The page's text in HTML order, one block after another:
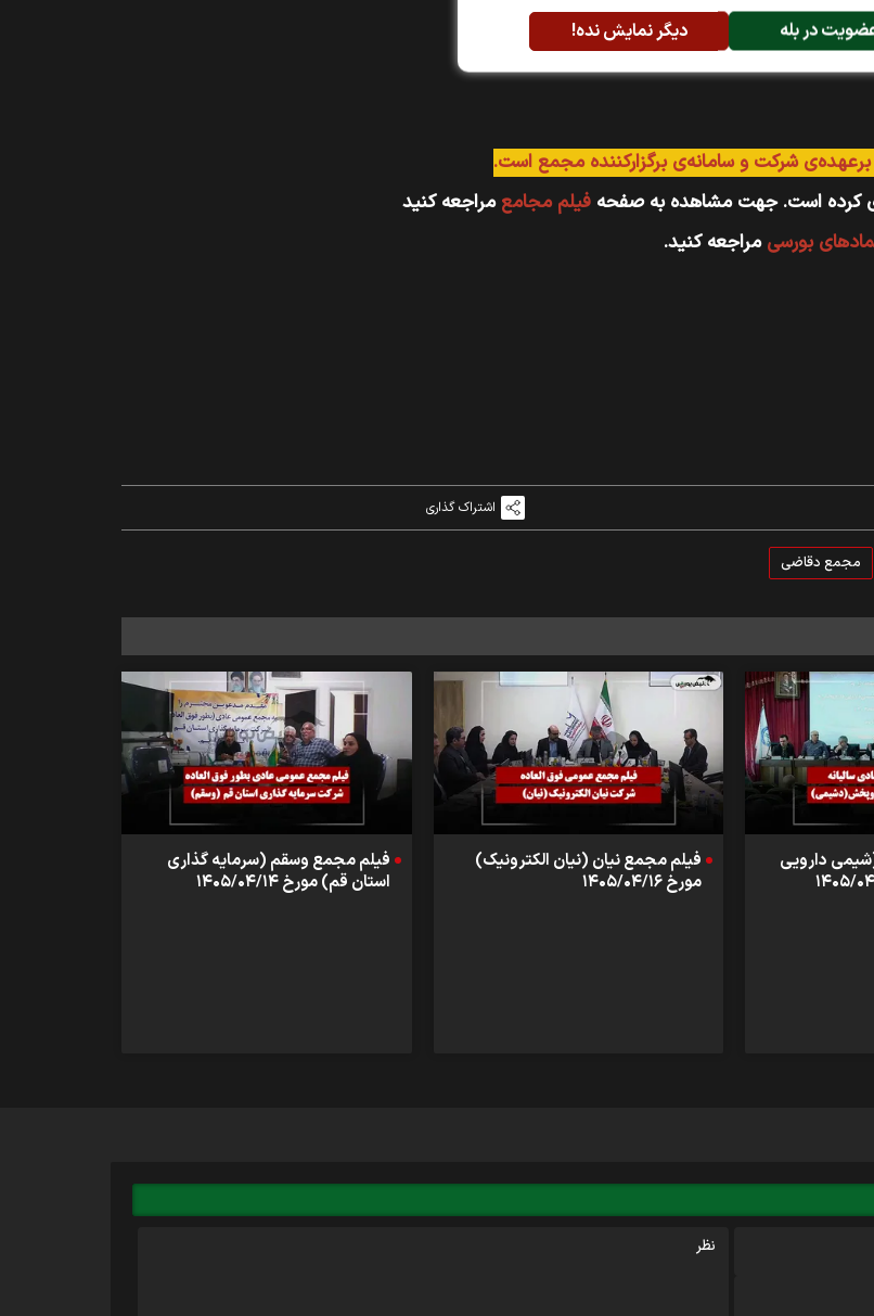
در بله دیگر نمایش نده!
شرکت و سامانه‌ی برگزارکننده مجمع است.
کرده است. جهت مشاهده به صفحه فیلم مجامعمراجعه کنید
بورسیمراجعه کنید.
اشتراک گذاری
مجمع دقاضی
دارویی
فیلم مجمع نیان (نیان الکترونیک)
مورخ ۱۴۰۵/۰۴/۱۶
فیلم مجمع وسقم (سرمایه گذاری
استان قم) مورخ ۱۴۰۵/۰۴/۱۴